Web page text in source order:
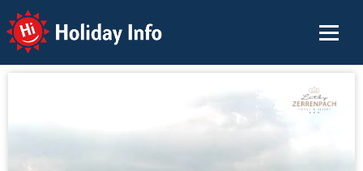
Holiday Info